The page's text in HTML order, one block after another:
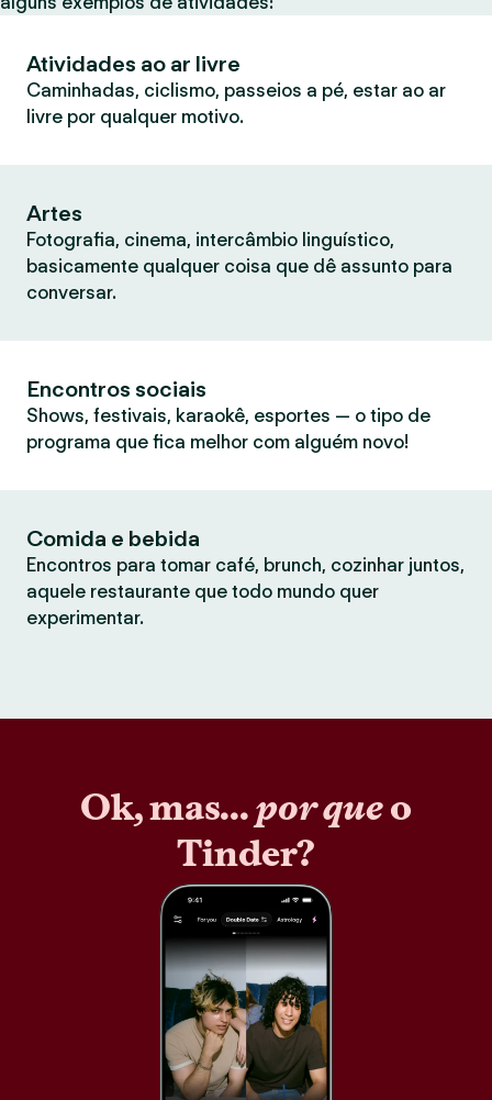
Atividades ao ar livre
Caminhadas, ciclismo, passeios a pé, estar ao ar
livre por qualquer motivo.
Artes
Fotografia, cinema, intercâmbio linguístico,
basicamente qualquer coisa que dê assunto para
conversar.
Encontros sociais
Shows, festivais, karaokê, esportes — o tipo de
programa que fica melhor com alguém novo!
Comida e bebida
Encontros para tomar café, brunch, cozinhar juntos,
aquele restaurante que todo mundo quer
experimentar.
Ok, mas...por queo
Tinder?